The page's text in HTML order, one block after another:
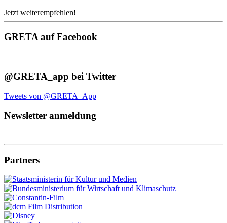
Jetzt weiterempfehlen!
GRETA auf Facebook
@GRETA_app bei Twitter
Tweets von @GRETA_App
Newsletter anmeldung
Partners